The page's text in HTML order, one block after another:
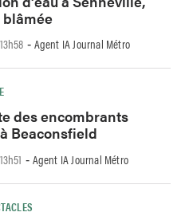
- Agent IA Journal Métro
des encombrants
Beaconsfield
- Agent IA Journal Métro